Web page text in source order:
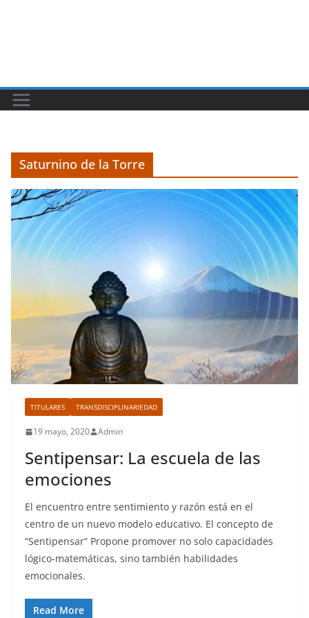
Saturnino de la Torre
TITULARES TRANSDISCIPLINARIEDAD
19 mayo, 2020 Admin
Sentipensar: La escuela de las
emociones
El encuentro entre sentimiento y razón está en el
centro de un nuevo modelo educativo. El concepto de
“Sentipensar” Propone promover no solo capacidades
lógico-matemáticas, sino también habilidades
emocionales.
Read More